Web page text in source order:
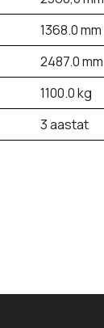
1368.0 mm
2487.0 mm
1100.0 kg
3 aastat